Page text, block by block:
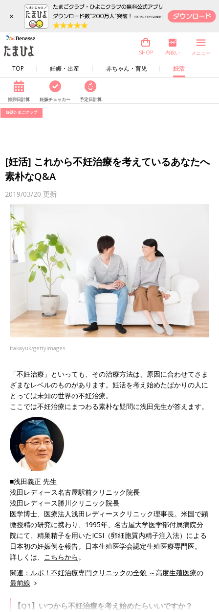
×
TOP 妊娠・出産 赤ちゃん・育児 妊活
SHOP 内祝い メニュー
排卵日計算 妊娠チェッカー 予定日計算
妊活たまごクラブ
[妊活] これから不妊治療を考えているあなたへ
素朴なQ&A
2019/03/20 更新
itakayuk/gettyimages
「不妊治療」といっても、その治療方法は、原因に合わせてさま
ざまなレベルのものがあります。妊活を考え始めたばかりの人に
とっては未知の世界の不妊治療。
ここでは不妊治療にまつわる素朴な疑問に浅田先生が答えます。
■浅田義正 先生
浅田レディース名古屋駅前クリニック院長
浅田レディース勝川クリニック院長
医学博士、医療法人浅田レディースクリニック理事長。米国で顕
微授精の研究に携わり、1995年、名古屋大学医学部付属病院分
院にて、精巣精子を用いたICSI（卵細胞質内精子注入法）による
日本初の妊娠例を報告。日本生殖医学会認定生殖医療専門医。
詳しくは、
こちらから 。
関連：ルポ！不妊治療専門クリニックの全貌 ～高度生殖医療の
最前線
【Q1】いつから不妊治療を考え始めたらいいですか？